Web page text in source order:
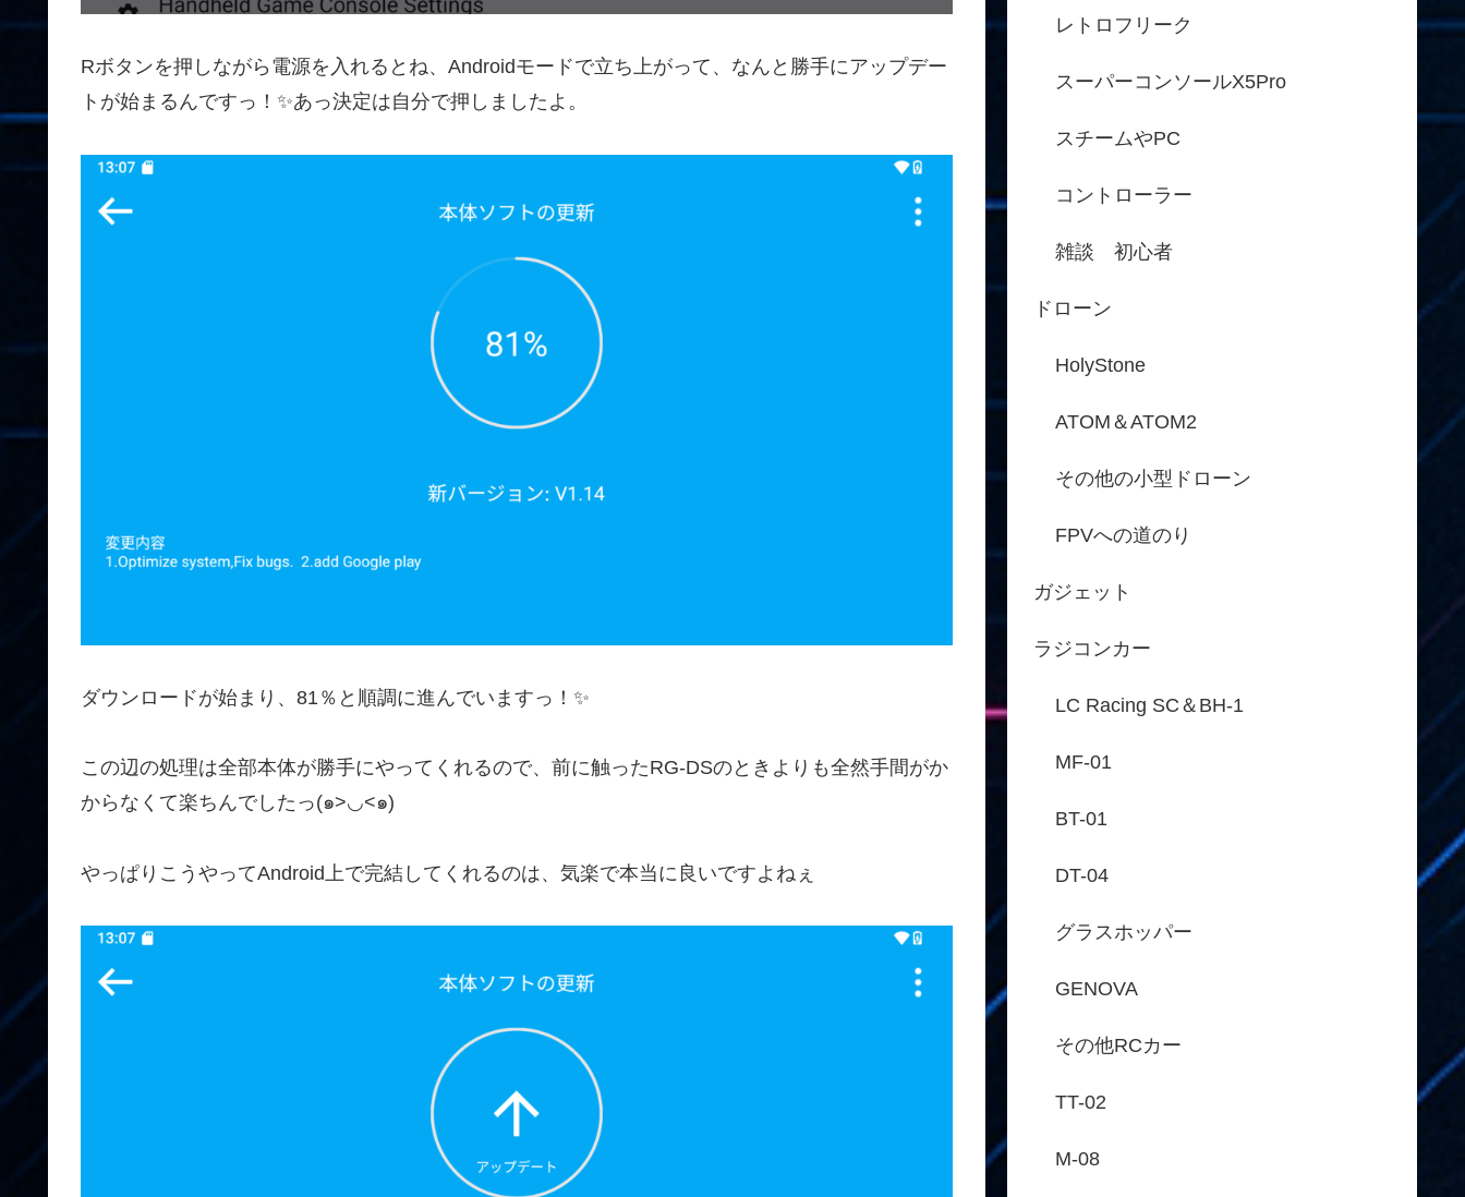
Rボタンを押しながら電源を入れるとね、Androidモードで立ち上がって、なんと勝手にアップデー
トが始まるんですっ！✨あっ決定は自分で押しましたよ。
ダウンロードが始まり、81％と順調に進んでいますっ！✨
この辺の処理は全部本体が勝手にやってくれるので、前に触ったRG-DSのときよりも全然手間がか
からなくて楽ちんでしたっ(๑>◡<๑)
やっぱりこうやってAndroid上で完結してくれるのは、気楽で本当に良いですよねぇ
レトロフリーク
スーパーコンソールX5Pro
スチームやPC
コントローラー
雑談 初心者
ドローン
HolyStone
ATOM＆ATOM2
その他の小型ドローン
FPVへの道のり
ガジェット
ラジコンカー
LC Racing SC＆BH-1
MF-01
BT-01
DT-04
グラスホッパー
GENOVA
その他RCカー
TT-02
M-08